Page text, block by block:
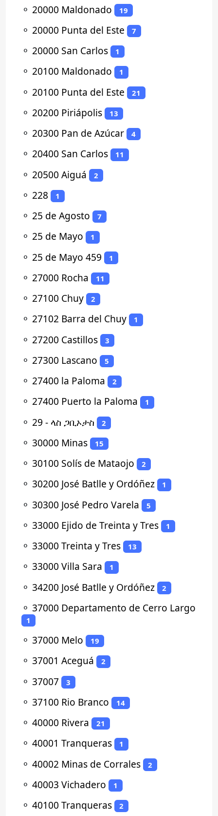
⚬ 20000 Maldonado 19
⚬ 20000 Punta del Este 7
⚬ 20000 San Carlos 1
⚬ 20100 Maldonado 1
⚬ 20100 Punta del Este 21
⚬ 20200 Piriápolis 13
⚬ 20300 Pan de Azúcar 4
⚬ 20400 San Carlos 11
⚬ 20500 Aiguá 2
⚬ 228 1
⚬ 25 de Agosto 7
⚬ 25 de Mayo 1
⚬ 25 de Mayo 459 1
⚬ 27000 Rocha 11
⚬ 27100 Chuy 2
⚬ 27102 Barra del Chuy 1
⚬ 27200 Castillos 3
⚬ 27300 Lascano 5
⚬ 27400 la Paloma 2
⚬ 27400 Puerto la Paloma 1
⚬ 29 - ላስ ጋቢኦታስ 2
⚬ 30000 Minas 15
⚬ 30100 Solís de Mataojo 2
⚬ 30200 José Batlle y Ordóñez 1
⚬ 30300 José Pedro Varela 5
⚬ 33000 Ejido de Treinta y Tres 1
⚬ 33000 Treinta y Tres 13
⚬ 33000 Villa Sara 1
⚬ 34200 José Batlle y Ordóñez 2
⚬ 37000 Departamento de Cerro Largo
1
⚬ 37000 Melo 19
⚬ 37001 Aceguá 2
⚬ 37007 3
⚬ 37100 Rio Branco 14
⚬ 40000 Rivera 21
⚬ 40001 Tranqueras 1
⚬ 40002 Minas de Corrales 2
⚬ 40003 Vichadero 1
⚬ 40100 Tranqueras 2